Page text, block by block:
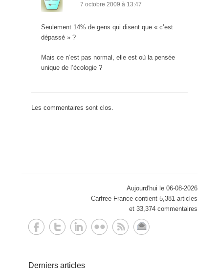
7 octobre 2009 à 13:47
Seulement 14% de gens qui disent que « c’est
dépassé » ?
Mais ce n’est pas normal, elle est où la pensée
unique de l’écologie ?
Les commentaires sont clos.
Aujourd'hui le 06-08-2026
Carfree France contient 5,381 articles
et 33,374 commentaires
Derniers articles